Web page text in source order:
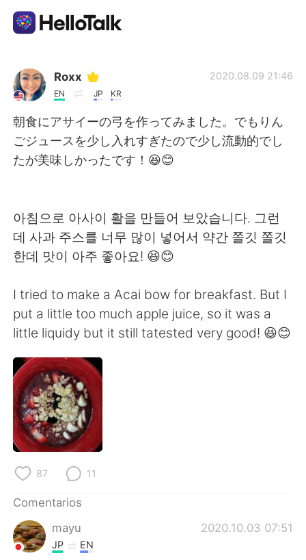
Aplicación de intercambio de idiomas
AI Grammar Checker
Español
繁體中文 العربية
日本語 한국어
Indonesia
Türkçe
Português
Roxx
EN JP KR
2020.08.09 21:46
朝食にアサイーの弓を作ってみました。でもりん
ごジュースを少し入れすぎたので少し流動的でし
たが美味しかったです！😆😊
아침으로 아사이 활을 만들어 보았습니다. 그런
데 사과 주스를 너무 많이 넣어서 약간 쫄깃 쫄깃
한데 맛이 아주 좋아요! 😆😊
I tried to make a Acai bow for breakfast. But I
put a little too much apple juice, so it was a
little liquidy but it still tatested very good! 😆😊
87 11
Comentarios
mayu
2020.10.03 07:51
JP EN